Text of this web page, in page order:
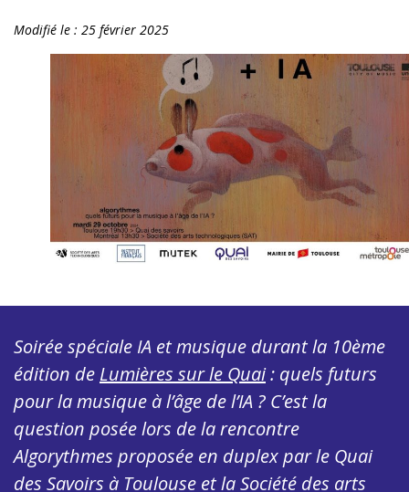
Modifié le : 25 février 2025
Soirée spéciale IA et musique durant la 10ème
édition de Lumières sur le Quai: quels futurs
pour la musique à l’âge de l’IA ? C’est la
question posée lors de la rencontre
Algorythmes proposée en duplex par le Quai
des Savoirs à Toulouse et la Société des arts